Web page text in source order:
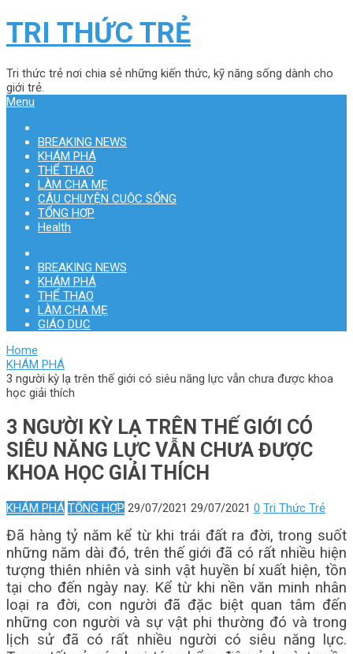
TRI THỨC TRẺ
Tri thức trẻ nơi chia sẻ những kiến thức, kỹ năng sống dành cho
giới trẻ.
Menu
BREAKING NEWS
KHÁM PHÁ
THỂ THAO
LÀM CHA MẸ
CÂU CHUYỆN CUỘC SỐNG
TỔNG HỢP
Health
BREAKING NEWS
KHÁM PHÁ
THỂ THAO
LÀM CHA MẸ
GIÁO DỤC
Home
KHÁM PHÁ
3 người kỳ lạ trên thế giới có siêu năng lực vẫn chưa được khoa
học giải thích
3 NGƯỜI KỲ LẠ TRÊN THẾ GIỚI CÓ
SIÊU NĂNG LỰC VẪN CHƯA ĐƯỢC
KHOA HỌC GIẢI THÍCH
KHÁM PHÁ TỔNG HỢP 29/07/2021 29/07/2021 0 Tri Thức Trẻ
Đã hàng tỷ năm kể từ khi trái đất ra đời, trong suốt
những năm dài đó, trên thế giới đã có rất nhiều hiện
tượng thiên nhiên và sinh vật huyền bí xuất hiện, tồn
tại cho đến ngày nay. Kể từ khi nền văn minh nhân
loại ra đời, con người đã đặc biệt quan tâm đến
những con người và sự vật phi thường đó và trong
lịch sử đã có rất nhiều người có siêu năng lực.